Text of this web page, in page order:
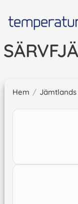
Hem / Jämtlands